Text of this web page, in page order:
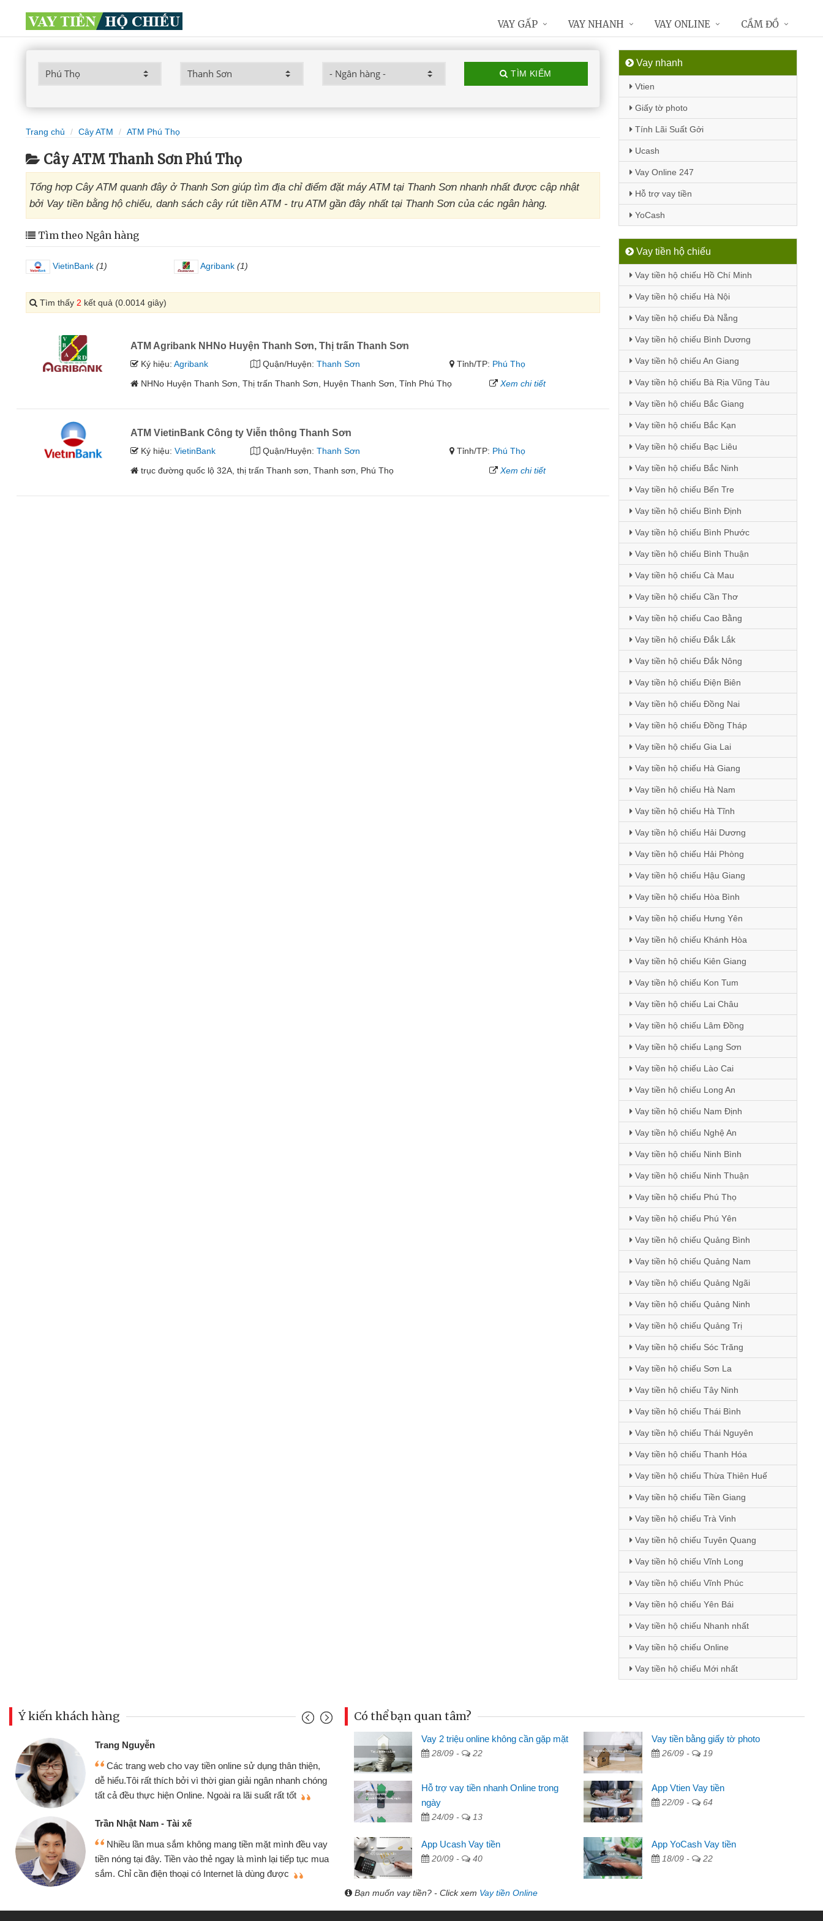
TÌM KIẾM
Trang chủ Cây ATM ATM Phú Thọ
Cây ATM Thanh Sơn Phú Thọ
Tổng hợp Cây ATM quanh đây ở Thanh Sơn giúp tìm địa chỉ điểm đặt máy ATM tại Thanh Sơn nhanh nhất được cập nhật
bởi Vay tiền bằng hộ chiếu, danh sách cây rút tiền ATM - trụ ATM gần đây nhất tại Thanh Sơn của các ngân hàng.
Tìm theo Ngân hàng
VietinBank (1) Agribank (1)
Tìm thấy 2 kết quả (0.0014 giây)
ATM Agribank NHNo Huyện Thanh Sơn, Thị trấn Thanh Sơn
Ký hiệu:Agribank Quận/Huyện: Thanh Sơn Tỉnh/TP: Phú Thọ
NHNo Huyện Thanh Sơn, Thị trấn Thanh Sơn, Huyện Thanh Sơn, Tỉnh Phú Thọ
Xem chi tiết
ATM VietinBank Công ty Viễn thông Thanh Sơn
Ký hiệu:VietinBank Quận/Huyện: Thanh Sơn Tỉnh/TP: Phú Thọ
trục đường quốc lộ 32A, thị trấn Thanh sơn, Thanh sơn, Phú Thọ
Xem chi tiết
Vay nhanh
Vtien
Giấy tờ photo
Tính Lãi Suất Gởi
Ucash
Vay Online 247
Hỗ trợ vay tiền
YoCash
Vay tiền hộ chiếu
Vay tiền hộ chiếu Hồ Chí Minh
Vay tiền hộ chiếu Hà Nội
Vay tiền hộ chiếu Đà Nẵng
Vay tiền hộ chiếu Bình Dương
Vay tiền hộ chiếu An Giang
Vay tiền hộ chiếu Bà Rịa Vũng Tàu
Vay tiền hộ chiếu Bắc Giang
Vay tiền hộ chiếu Bắc Kạn
Vay tiền hộ chiếu Bạc Liêu
Vay tiền hộ chiếu Bắc Ninh
Vay tiền hộ chiếu Bến Tre
Vay tiền hộ chiếu Bình Định
Vay tiền hộ chiếu Bình Phước
Vay tiền hộ chiếu Bình Thuận
Vay tiền hộ chiếu Cà Mau
Vay tiền hộ chiếu Cần Thơ
Vay tiền hộ chiếu Cao Bằng
Vay tiền hộ chiếu Đắk Lắk
Vay tiền hộ chiếu Đắk Nông
Vay tiền hộ chiếu Điện Biên
Vay tiền hộ chiếu Đồng Nai
Vay tiền hộ chiếu Đồng Tháp
Vay tiền hộ chiếu Gia Lai
Vay tiền hộ chiếu Hà Giang
Vay tiền hộ chiếu Hà Nam
Vay tiền hộ chiếu Hà Tĩnh
Vay tiền hộ chiếu Hải Dương
Vay tiền hộ chiếu Hải Phòng
Vay tiền hộ chiếu Hậu Giang
Vay tiền hộ chiếu Hòa Bình
Vay tiền hộ chiếu Hưng Yên
Vay tiền hộ chiếu Khánh Hòa
Vay tiền hộ chiếu Kiên Giang
Vay tiền hộ chiếu Kon Tum
Vay tiền hộ chiếu Lai Châu
Vay tiền hộ chiếu Lâm Đồng
Vay tiền hộ chiếu Lạng Sơn
Vay tiền hộ chiếu Lào Cai
Vay tiền hộ chiếu Long An
Vay tiền hộ chiếu Nam Định
Vay tiền hộ chiếu Nghệ An
Vay tiền hộ chiếu Ninh Bình
Vay tiền hộ chiếu Ninh Thuận
Vay tiền hộ chiếu Phú Thọ
Vay tiền hộ chiếu Phú Yên
Vay tiền hộ chiếu Quảng Bình
Vay tiền hộ chiếu Quảng Nam
Vay tiền hộ chiếu Quảng Ngãi
Vay tiền hộ chiếu Quảng Ninh
Vay tiền hộ chiếu Quảng Trị
Vay tiền hộ chiếu Sóc Trăng
Vay tiền hộ chiếu Sơn La
Vay tiền hộ chiếu Tây Ninh
Vay tiền hộ chiếu Thái Bình
Vay tiền hộ chiếu Thái Nguyên
Vay tiền hộ chiếu Thanh Hóa
Vay tiền hộ chiếu Thừa Thiên Huế
Vay tiền hộ chiếu Tiền Giang
Vay tiền hộ chiếu Trà Vinh
Vay tiền hộ chiếu Tuyên Quang
Vay tiền hộ chiếu Vĩnh Long
Vay tiền hộ chiếu Vĩnh Phúc
Vay tiền hộ chiếu Yên Bái
Vay tiền hộ chiếu Nhanh nhất
Vay tiền hộ chiếu Online
Vay tiền hộ chiếu Mới nhất
VAY GẤP VAY NHANH VAY ONLINE CẦM ĐỒ
Ý kiến khách hàng
sử dụng thân thiện,
giải ngân nhanh chóng
lãi suất rất tốt
tiền mặt mình đều vay
là mình lại tiếp tục mua
là dùng được
Mình cần tiền gấp nên định cầm cố chiếc xe wave
nhưng thật may đã có gói vay tiền bằng CMND online
không cần gặp mặt nên rất tiện lợi, sẽ giới thiệu cho bạn
bè biết
Tôi kinh doanh buôn bán nhỏ lẻ nhiều lúc cần vốn nhập
hàng, nhờ biết đến website qua bạn bè giới thiệu tôi đã giải
quyết được công việc của mình nhanh chóng
Mai Lan - Sinh viên
Tôi biết đến thông qua quảng cáo trên facebook. Tôi là
sinh viên nên cần đóng tiền nhà, sinh nhật bạn bè, mà đọc
thấy thủ tục nhanh gọn nên tôi quyết định vay
Lâm Minh Chánh
Mất 2 tuần các ngân hàng không ai cho vay. Trong khi
cần có 2 triệu để giải quyết việc riêng, trong 1-2 ngày tôi trả
được thôi. Cảm ơn đã giúp tôi kịp thời và nhanh chóng
Có thể bạn quan tâm?
Vay 2 triệu online không cần gặp mặt
28/09 - 22
Vay tiền bằng giấy tờ photo
26/09 - 19
Hỗ trợ vay tiền nhanh Online trong
ngày
24/09 - 13
App Vtien Vay tiền
22/09 - 64
App Ucash Vay tiền
20/09 - 40
App YoCash Vay tiền
18/09 - 22
Bạn muốn vay tiền? - Click xem Vay tiền Online